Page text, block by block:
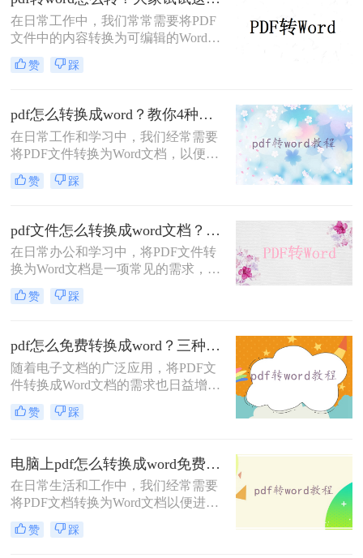
现PDF到Word的转换，无需安装任何
软件。本文将向您介绍如何使用这些
在线服务来完成转换，并提供一些选
择在线转换工具时应考虑的因素。
在日常工作中，我们常常需要将PDF
文件中的内容转换为可编辑的Word文
档，以便于修改或重新排版。幸运的
是，随着技术的发展，现在有多种方
那么pdf转word怎么转呢？本文将介绍
三种常见的PDF转Word的方法，包括
在线转换工具、使用Microsoft Office
以及专业软件转换。
赞 踩
pdf怎么转换成word？教你4种实用转换方法！
在日常工作和学习中，我们经常需要
将PDF文件转换为Word文档，以便进
行编辑、修改或格式调整。
PDF（Portable Document Format）因
欢迎，但Word文档则提供了更灵活的
编辑功能。那么pdf怎么转换成word
呢？本文将详细介绍几种将PDF转换
成Word的高效方法，帮助用户轻松应
对这一需求。
赞 踩
pdf文件怎么转换成word文档？这4个好用的方法千万别错过！
在日常办公和学习中，将PDF文件转
换为Word文档是一项常见的需求，以
便进行编辑、修改或格式调整。虽然
PDF格式因其跨平台兼容性和内容稳
内容时，Word文档提供了更大的灵活
性和便利性。那么pdf文件怎么转换成
word文档呢？本文将介绍四种将PDF
文件转换为Word文档的实用方法，帮
助您轻松应对这一需求。
赞 踩
pdf怎么免费转换成word？三种方法任你选择！
随着电子文档的广泛应用，将PDF文
件转换成Word文档的需求也日益增
长。虽然有一些付费软件能够提供高
质量的转换效果，但对于一些用户来
以下是三种将PDF文件免费转换成
Word文档的方法，让您无需付费即可
实现格式转换。
赞 踩
电脑上pdf怎么转换成word免费？分享3种方法简单易学！
在日常生活和工作中，我们经常需要
将PDF文档转换为Word文档以便进行
编辑、修改或格式调整。尽管市面上
有许多专业的转换软件，但也有一些
赞 踩